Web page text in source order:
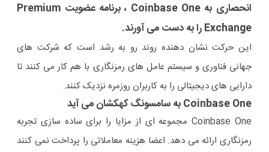
انحصاری به Coinbase One ، برنامه عضویت Premium
Exchange را به دست می آورند.
این حرکت نشان دهنده روند رو به رشد است که شرکت های
جهانی فناوری و سیستم عامل های رمزنگاری با هم کار می کنند تا
دارایی های دیجیتالی را به کاربران روزمره نزدیک کنند.
Coinbase One به سامسونگ کهکشان می آید
Coinbase One مجموعه ای از مزایا را برای ساده سازی تجربه
رمزنگاری ارائه می دهد. اعضا هزینه معاملاتی را پرداخت نمی کنند